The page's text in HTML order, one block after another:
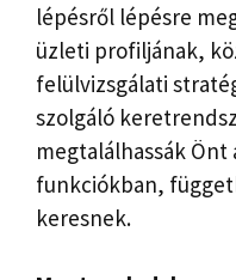
lépésről lépésre
üzleti profiljának,
felülvizsgálati
szolgáló
megtalálhassák Önt
funkciókban,
keresnek.